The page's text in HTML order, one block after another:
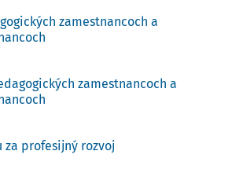
zamestnancoch a
zamestnancoch a
profesijný rozvoj